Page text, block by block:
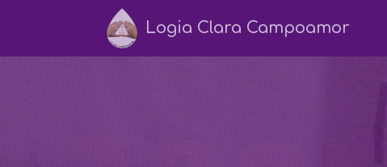
Logia Clara Campoamor